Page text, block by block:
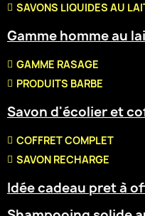
SAVONS LIQUIDES AU
Gamme homme au
GAMME RASAGE
PRODUITS BARBE
Savon d'écolier et
COFFRET COMPLET
SAVON RECHARGE
Idée cadeau pret à